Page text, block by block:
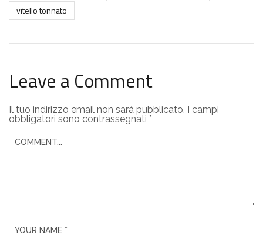
vitello tonnato
Leave a Comment
Il tuo indirizzo email non sarà pubblicato.
I campi
obbligatori sono contrassegnati *